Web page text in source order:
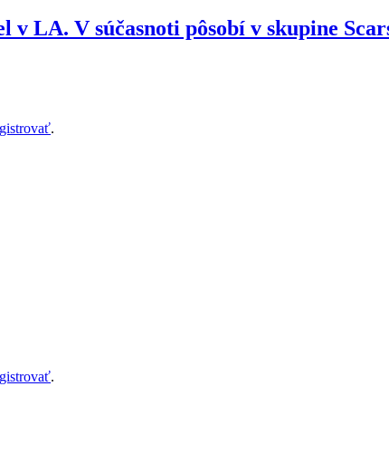
v LA. V súčasnoti pôsobí v skupine
.
.